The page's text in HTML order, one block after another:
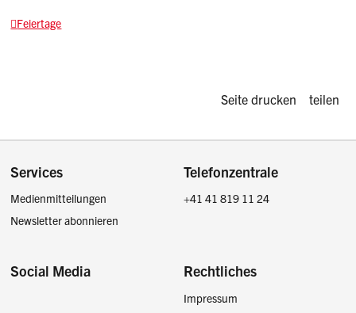
Feiertage
Diese Seite
Seite drucken teilen
Footer
Services
Medienmitteilungen
Newsletter abonnieren
Telefonzentrale
+41 41 819 11 24
Social Media Rechtliches
Impressum